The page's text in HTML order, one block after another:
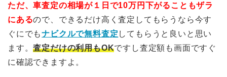
ただ、車査定の相場が１日で10万円下がることもザラ
にあるので、できるだけ高く査定してもらうなら今す
ぐにでもナビクルで無料査定 してもらうと良いと思い
ます。査定だけの利用もOKですし査定額も画面ですぐ
に確認できますよ。